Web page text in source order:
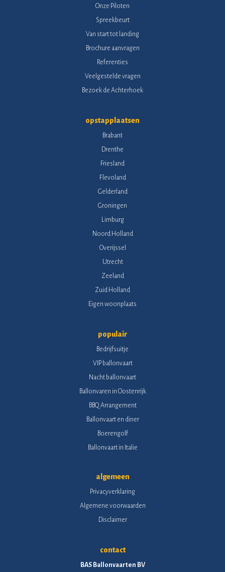
Onze Piloten
Spreekbeurt
Van start tot landing
Brochure aanvragen
Referenties
Veelgestelde vragen
Bezoek de Achterhoek
opstapplaatsen
Brabant
Drenthe
Friesland
Flevoland
Gelderland
Groningen
Limburg
Noord Holland
Overijssel
Utrecht
Zeeland
Zuid Holland
Eigen woonplaats
populair
Bedrijfsuitje
VIP ballonvaart
Nacht ballonvaart
Ballonvaren in Oostenrijk
BBQ Arrangement
Ballonvaart en diner
Boerengolf
Ballonvaart in Italie
algemeen
Privacyverklaring
Algemene voorwaarden
Disclaimer
contact
BAS Ballonvaarten BV